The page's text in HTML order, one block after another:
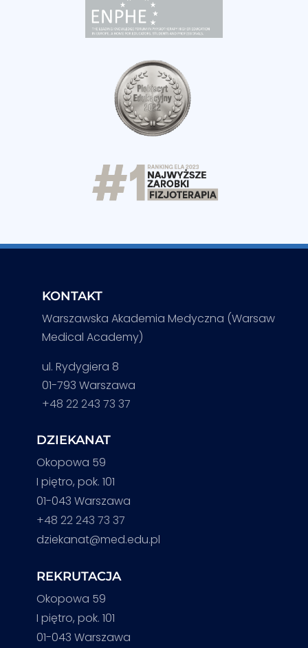
KONTAKT
Warszawska Akademia Medyczna (Warsaw
Medical Academy)
ul. Rydygiera 8
01-793 Warszawa
+48 22 243 73 37
DZIEKANAT
Okopowa 59
I piętro, pok. 101
01-043 Warszawa
+48 22 243 73 37
dziekanat@med.edu.pl
REKRUTACJA
Okopowa 59
I piętro, pok. 101
01-043 Warszawa